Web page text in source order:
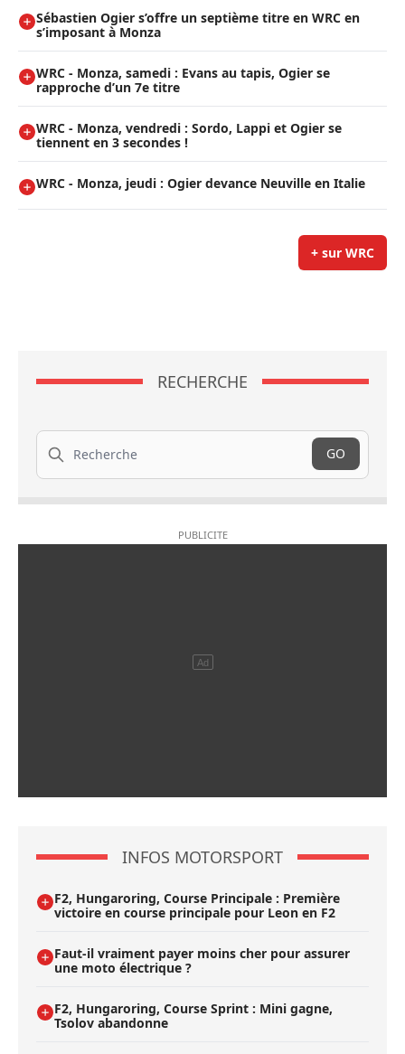
Sébastien Ogier s’offre un septième titre en WRC en
s’imposant à Monza
WRC - Monza, samedi : Evans au tapis, Ogier se
rapproche d’un 7e titre
WRC - Monza, vendredi : Sordo, Lappi et Ogier se
tiennent en 3 secondes !
WRC - Monza, jeudi : Ogier devance Neuville en Italie
+ sur WRC
RECHERCHE
Recherche
GO
INFOS MOTORSPORT
F2, Hungaroring, Course Principale : Première
victoire en course principale pour Leon en F2
Faut-il vraiment payer moins cher pour assurer
une moto électrique ?
F2, Hungaroring, Course Sprint : Mini gagne,
Tsolov abandonne